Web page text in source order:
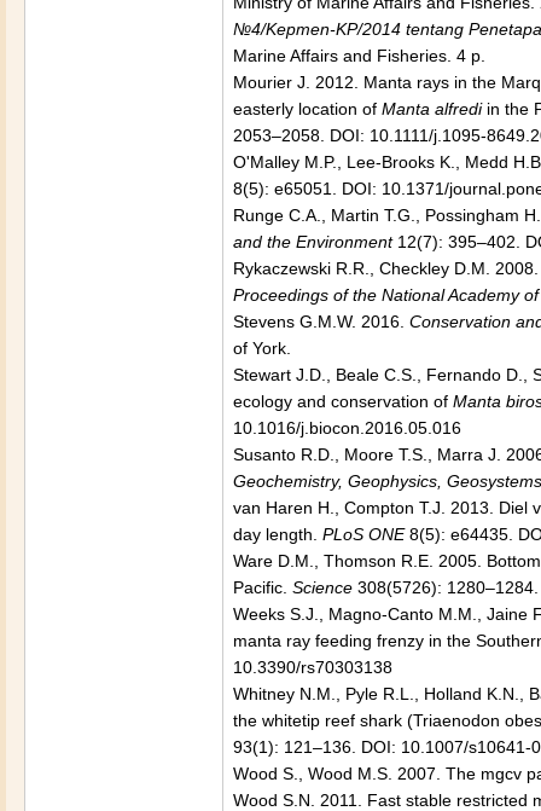
№4/Kepmen-KP/2014 tentang
Marine Affairs and Fisheries. 4 p.
Mourier J. 2012. Manta rays in the
easterly location of Manta alfrediin the
2053–2058. DOI: 10.1111/j.1095-
O'Malley M.P., Lee-Brooks K., Medd
8(5): e65051. DOI: 10.1371/
Runge C.A., Martin T.G., Possingham
and the Environment12(7): 395–402.
Rykaczewski R.R., Checkley D.M.
Proceedings of the National Academy
Stevens G.M.W. 2016. Conservation
of York.
Stewart J.D., Beale C.S., Fernando D.,
ecology and conservation of Manta
10.1016/j.biocon.2016.05.016
Susanto R.D., Moore T.S., Marra J.
Geochemistry, Geophysics, Geosystems
van Haren H., Compton T.J. 2013. Diel
day length. PLoS ONE8(5): e64435.
Ware D.M., Thomson R.E. 2005.
Pacific. Science 308(5726):
Weeks S.J., Magno-Canto M.M., Jaine
manta ray feeding frenzy in the
10.3390/rs70303138
Whitney N.M., Pyle R.L., Holland K.N.,
the whitetip reef shark (Triaenodon
93(1): 121–136. DOI: 10.1007/s10641-
Wood S., Wood M.S. 2007. The mgcv
Wood S.N. 2011. Fast stable restricted